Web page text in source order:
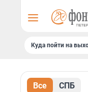
Куда пойти на
Все СПБ